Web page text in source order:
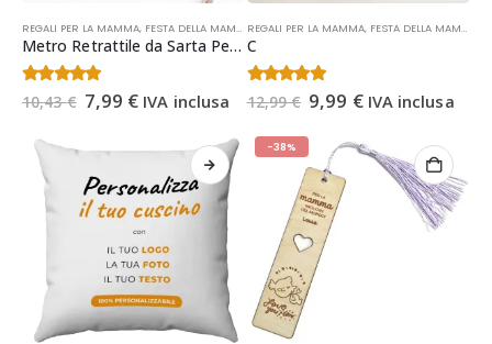
REGALI PER LA MAMMA, FESTA DELLA MAMMA
Metro Retrattile da Sarta Personalizzato | Regalo Festa della Mamma
5.00 Su 5
10,43€ Il
prezzo
era:
10,43 €.
7,99 €Il
è:
7,99 €.
IVA inclusa
REGALI PER LA MAMMA, FESTA DELLA MAMMA
C
4.57 Su 5
12,99€ Il
prezzo
originale
era:
12,99 €.
9,99 €Il
è:
9,99 €.
IVA inclusa
-38%